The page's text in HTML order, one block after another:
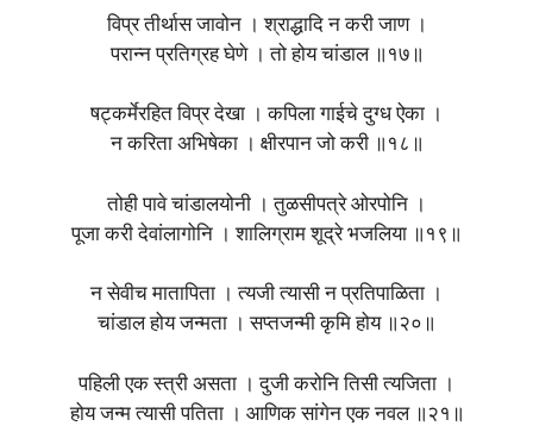
विप्र तीर्थास जावोन । श्राद्धादि न करी जाण ।
परान्न प्रतिग्रह घेणे । तो होय चांडाल ॥१७॥
षट्‍कर्मेरहित विप्र देखा । कपिला गाईचे दुग्ध ऐका ।
न करिता अभिषेका । क्षीरपान जो करी ॥१८॥
तोही पावे चांडालयोनी । तुळसीपत्रे ओरपोनि ।
पूजा करी देवांलागोनि । शालिग्राम शूद्रे भजलिया ॥१९॥
न सेवीच मातापिता । त्यजी त्यासी न प्रतिपाळिता ।
चांडाल होय जन्मता । सप्तजन्मी कृमि होय ॥२०॥
पहिली एक स्त्री असता । दुजी करोनि तिसी त्यजिता ।
होय जन्म त्यासी पतिता । आणिक सांगेन एक नवल ॥२१॥